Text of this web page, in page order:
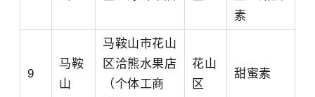
素
9
马鞍
山
马鞍山市花山
区洽熊水果店
（个体工商
花山
区
甜蜜素